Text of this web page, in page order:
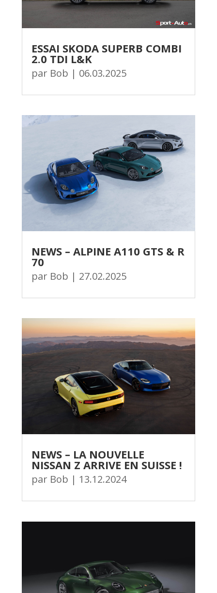
ESSAI SKODA SUPERB COMBI
2.0 TDI L&K
par Bob | 06.03.2025
NEWS – ALPINE A110 GTS & R
70
par Bob | 27.02.2025
NEWS – LA NOUVELLE
NISSAN Z ARRIVE EN SUISSE !
par Bob | 13.12.2024